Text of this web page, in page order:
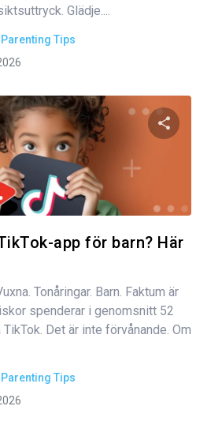
Glädje....
Parenting Tips
app för barn? Här
Tonåringar. Barn. Faktum är
spenderar i genomsnitt 52
Det är inte förvånande. Om
Parenting Tips